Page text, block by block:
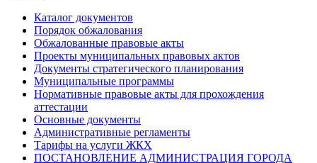
Каталог документов
Порядок обжалования
Обжалованные правовые акты
Проекты муниципальных правовых актов
Документы стратегического планирования
Муниципальные программы
Нормативные правовые акты для прохождения
аттестации
Основные документы
Административные регламенты
Тарифы на услуги ЖКХ
ПОСТАНОВЛЕНИЕ АДМИНИСТРАЦИЯ ГОРОДА